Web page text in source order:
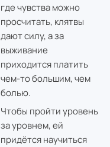
где чувства можно
просчитать, клятвы
дают силу, а за
выживание
приходится платить
чем-то большим, чем
болью.
Чтобы пройти уровень
за уровнем, ей
придётся научиться